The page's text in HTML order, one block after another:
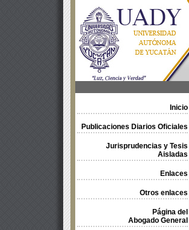
Inicio
Publicaciones Diarios Oficiales
Jurisprudencias y Tesis
Aisladas
Enlaces
Otros enlaces
Página del
Abogado General